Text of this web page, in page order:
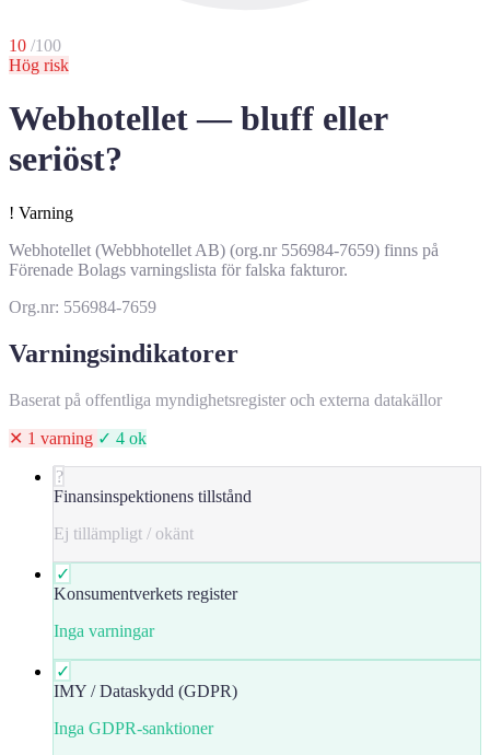
10 /100
Hög risk
Webhotellet — bluff eller
seriöst?
! Varning
Webhotellet (Webbhotellet AB) (org.nr 556984-7659) finns på
Förenade Bolags varningslista för falska fakturor.
Org.nr: 556984-7659
Varningsindikatorer
Baserat på offentliga myndighetsregister och externa datakällor
✕ 1 varning ✓ 4 ok
?
Finansinspektionens tillstånd
Ej tillämpligt / okänt
✓
Konsumentverkets register
Inga varningar
✓
IMY / Dataskydd (GDPR)
Inga GDPR-sanktioner